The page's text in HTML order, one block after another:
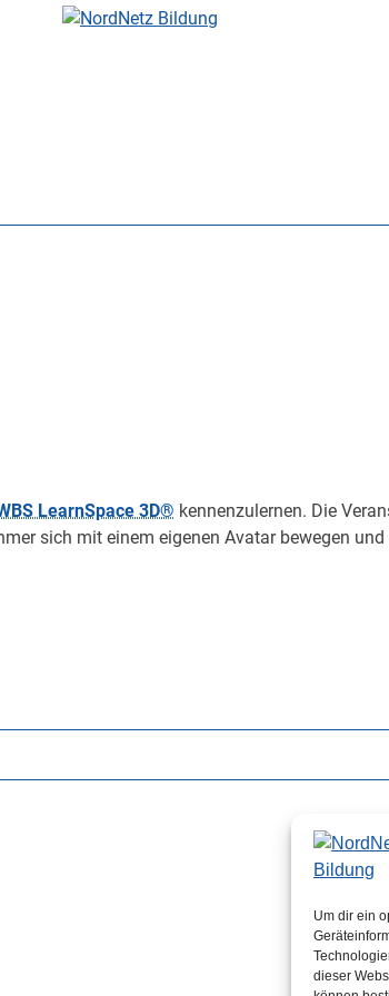
Um dir ein
dieser
LearnSpace 3D® kennenzulernen. Die
sich mit einem eigenen Avatar bewegen